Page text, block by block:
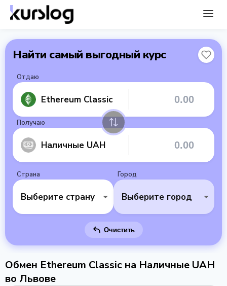
Найти самый выгодный курс
Отдаю
Ethereum Classic
Получаю
Наличные UAH
Страна
Выберите страну
Город
Выберите город
Очистить
Обмен Ethereum Classic на Наличные UAH
во Львове